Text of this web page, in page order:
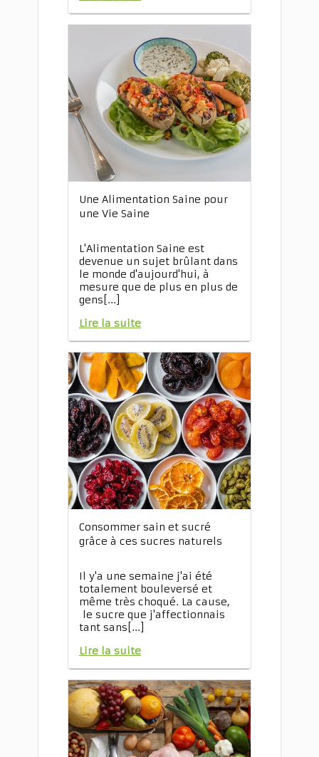
Une Alimentation Saine pour
une Vie Saine
L'Alimentation Saine est
devenue un sujet brûlant dans
le monde d'aujourd'hui, à
mesure que de plus en plus de
gens[...]
Lire la suite
Consommer sain et sucré
grâce à ces sucres naturels
Il y'a une semaine j'ai été
totalement bouleversé et
même très choqué. La cause,
le sucre que j'affectionnais
tant sans[...]
Lire la suite